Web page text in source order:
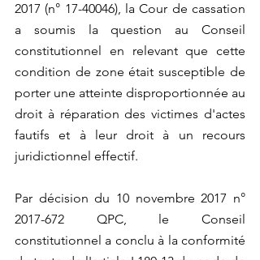
2017 (n° 17-40046), la Cour de cassation
a soumis la question au Conseil
constitutionnel en relevant que cette
condition de zone était susceptible de
porter une atteinte disproportionnée au
droit à réparation des victimes d'actes
fautifs et à leur droit à un recours
juridictionnel effectif.
Par décision du 10 novembre 2017 n°
2017-672 QPC, le Conseil
constitutionnel a conclu à la conformité